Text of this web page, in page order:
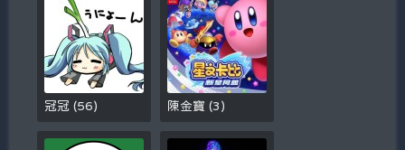
冠冠(56) 陳金寶(3 )